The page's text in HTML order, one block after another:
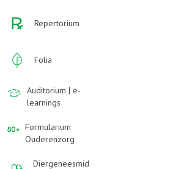
Repertorium
Folia
Auditorium | e-
learnings
Formularium
Ouderenzorg
Diergeneesmid